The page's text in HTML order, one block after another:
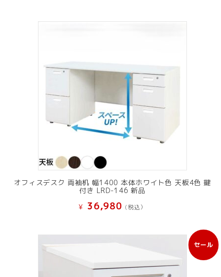
オフィスデスク 両袖机 幅1400 本体ホワイト色 天板4色 鍵
付き LRD-146 新品
¥ 36,980 (税込）
セール
販
売